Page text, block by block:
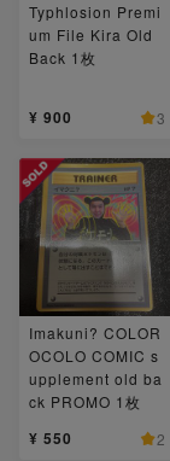
Typhlosion Premi
um File Kira Old
Back 1枚
¥ 900 3
Imakuni? COLOR
OCOLO COMIC s
upplement old ba
ck PROMO 1枚
¥ 550 2